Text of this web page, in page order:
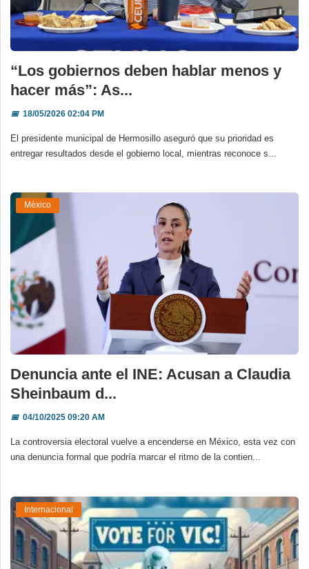
“Los gobiernos deben hablar menos y
hacer más”: As...
📅18/05/2026 02:04 PM
El presidente municipal de Hermosillo aseguró que su prioridad es
entregar resultados desde el gobierno local, mientras reconoce s...
México
Denuncia ante el INE: Acusan a Claudia
Sheinbaum d...
📅04/10/2025 09:20 AM
La controversia electoral vuelve a encenderse en México, esta vez con
una denuncia formal que podría marcar el ritmo de la contien...
Internacional